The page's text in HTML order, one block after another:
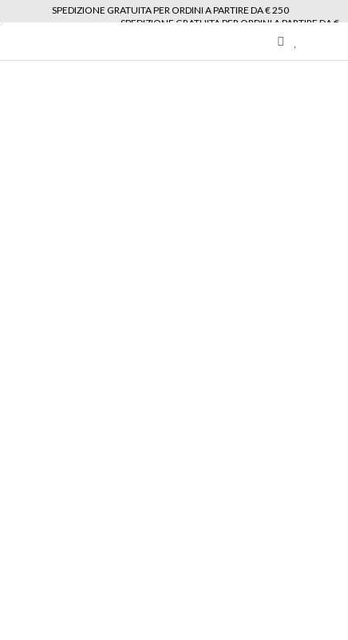
SPEDIZIONE GRATUITA PER ORDINI A PARTIRE DA € 250
SPEDIZIONE GRATUITA PER ORDINI A PARTIRE DA €
My